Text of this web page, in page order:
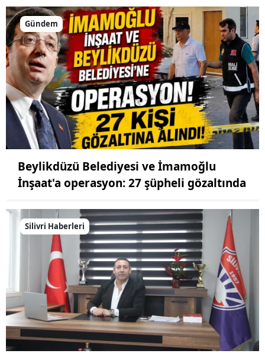
Gündem
Beylikdüzü Belediyesi ve İmamoğlu
İnşaat'a operasyon: 27 şüpheli gözaltında
Silivri Haberleri